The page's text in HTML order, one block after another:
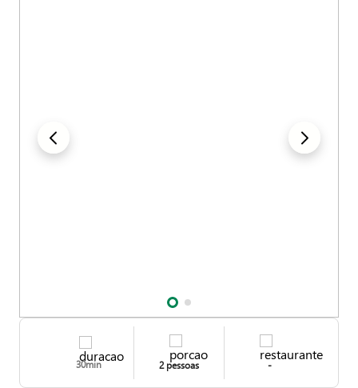
30min 2 pessoas -